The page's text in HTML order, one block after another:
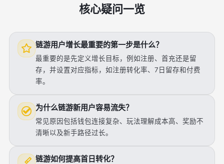
核心疑问一览
链游用户增长最重要的第一步是什么？
最重要的是先定义增长目标，例如注册、首充还是留
存，并设置对应指标，如注册转化率、7日留存和付费
率。
为什么链游新用户容易流失？
常见原因包括钱包连接复杂、玩法理解成本高、奖励不
清晰以及新手路径过长。
链游如何提高首日转化？